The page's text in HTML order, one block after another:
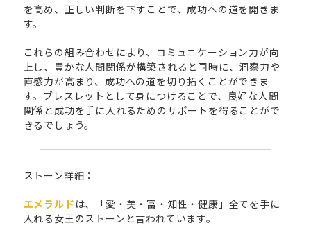
を高め、正しい判断を下すことで、成功への道を開きま
す。
これらの組み合わせにより、コミュニケーション力が向
上し、豊かな人間関係が構築されると同時に、洞察力や
直感力が高まり、成功への道を切り拓くことができま
す。ブレスレットとして身につけることで、良好な人間
関係と成功を手に入れるためのサポートを得ることがで
きるでしょう。
ストーン詳細：
エメラルド は、「愛・美・富・知性・健康」全てを手に
入れる女王のストーンと言われています。